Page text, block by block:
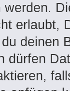
werden.
erlaubt,
deinen
dürfen